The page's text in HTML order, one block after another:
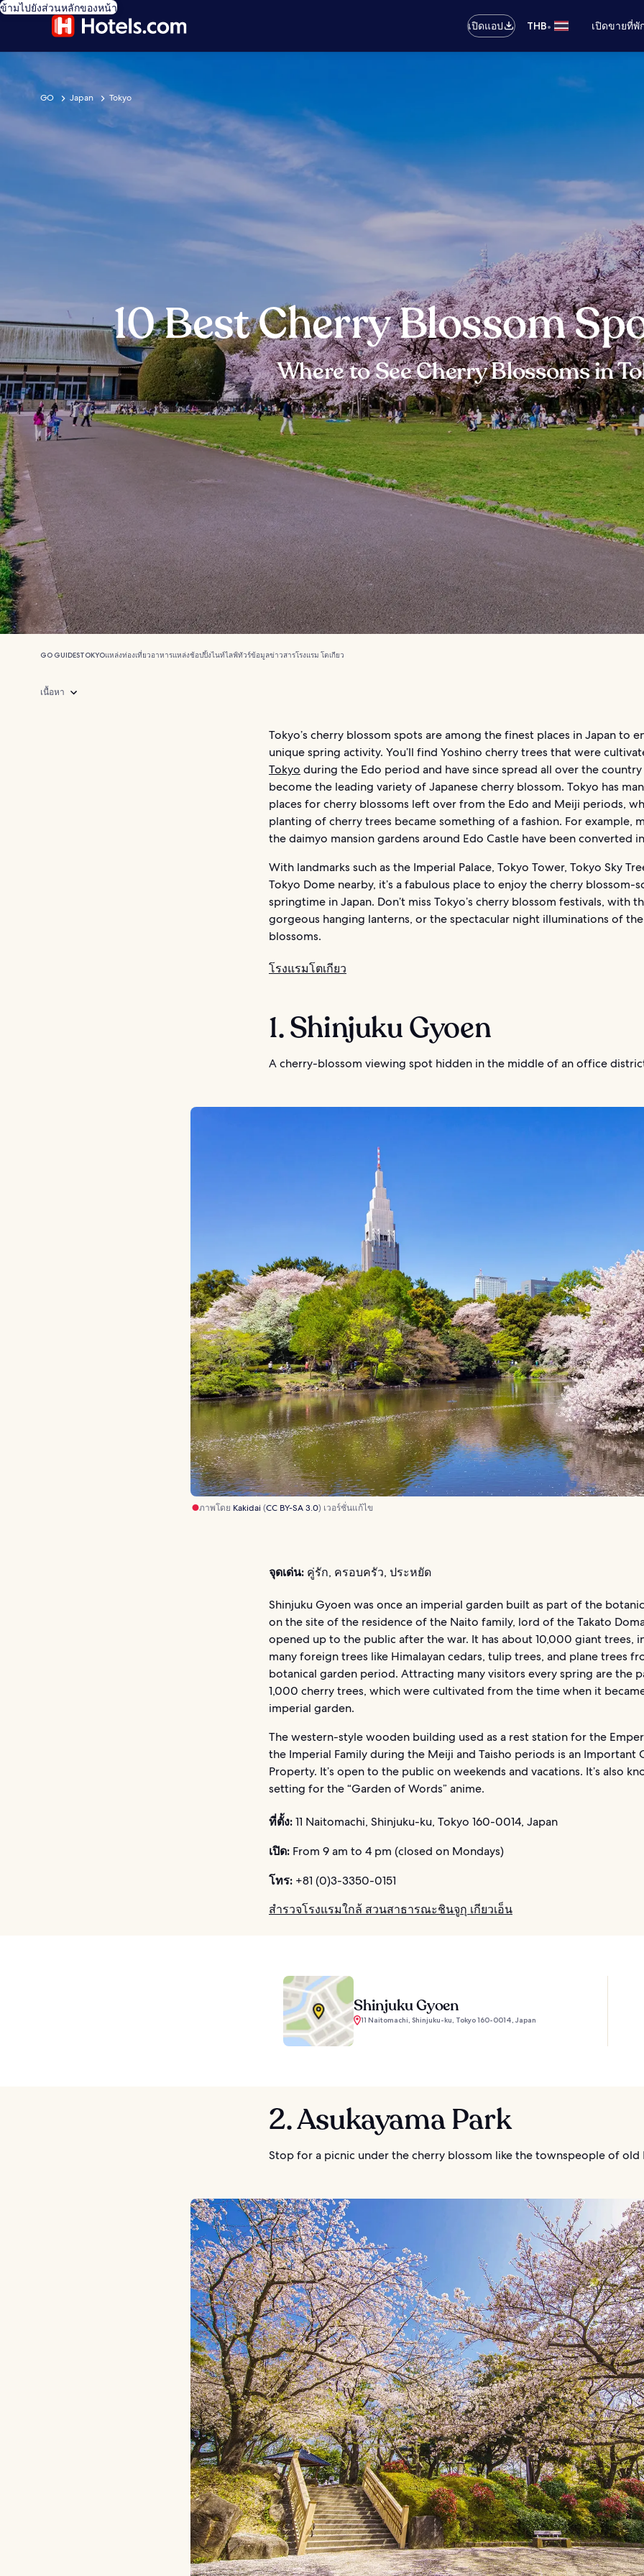
ข้ามไปยังส่วนหลักของหน้า
เปิดแอป
THB• เปิดขายที่
GO Japan Tokyo
10 Best Cherry Blossom
Where to See Cherry Blossoms in
GO GUIDESTOKYOแหล่งท่องเที่ยวอาหารแหล่งช้อปปิ้งไนท์ไลฟ์ทัวร์ข้อมูลข่าวสารโรงแรม โตเกียว
เนื้อหา
Tokyo’s cherry blossom spots are among the finest places in Japan to
unique spring activity. You’ll find Yoshino cherry trees that were
Tokyo during the Edo period and have since spread all over the
become the leading variety of Japanese cherry blossom. Tokyo has
places for cherry blossoms left over from the Edo and Meiji periods,
planting of cherry trees became something of a fashion. For example,
the daimyo mansion gardens around Edo Castle have been converted
With landmarks such as the Imperial Palace, Tokyo Tower, Tokyo Sky
Tokyo Dome nearby, it’s a fabulous place to enjoy the cherry blossom-
springtime in Japan. Don’t miss Tokyo’s cherry blossom festivals, with
gorgeous hanging lanterns, or the spectacular night illuminations of
blossoms.
โรงแรมโตเกียว
1. Shinjuku Gyoen
A cherry-blossom viewing spot hidden in the middle of an office
ภาพโดย Kakidai (CC BY-SA 3.0) เวอร์ชั่นแก้ไข
จุดเด่น: คู่รัก, ครอบครัว, ประหยัด
Shinjuku Gyoen was once an imperial garden built as part of the
on the site of the residence of the Naito family, lord of the Takato
opened up to the public after the war. It has about 10,000 giant trees,
many foreign trees like Himalayan cedars, tulip trees, and plane trees
botanical garden period. Attracting many visitors every spring are the
1,000 cherry trees, which were cultivated from the time when it
imperial garden.
The western-style wooden building used as a rest station for the
the Imperial Family during the Meiji and Taisho periods is an Important
Property. It’s open to the public on weekends and vacations. It’s also
setting for the “Garden of Words” anime.
ที่ตั้ง: 11 Naitomachi, Shinjuku-ku, Tokyo 160-0014, Japan
เปิด: From 9 am to 4 pm (closed on Mondays)
โทร: +81 (0)3-3350-0151
สำรวจโรงแรมใกล้ สวนสาธารณะชินจูกุ เกียวเอ็น
Shinjuku Gyoen
11 Naitomachi, Shinjuku-ku, Tokyo 160-0014, Japan
2. Asukayama Park
Stop for a picnic under the cherry blossom like the townspeople of old